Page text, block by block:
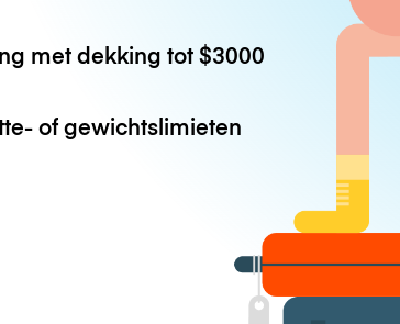
met dekking tot$3000
of gewichtslimieten